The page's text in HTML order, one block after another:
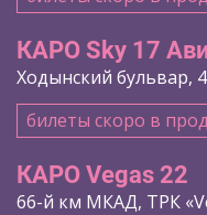
КАРО Sky 17
Ходынский бульвар,
билеты скоро в
КАРО Vegas 22
66-й км МКАД, ТРК